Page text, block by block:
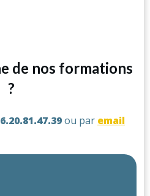
de nos formations
?
ou par email